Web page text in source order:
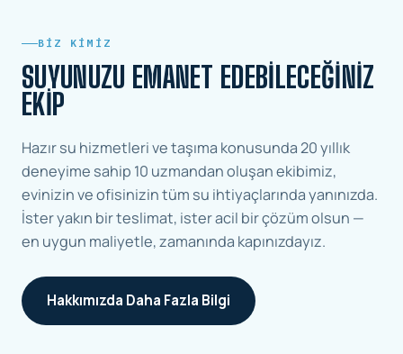
BIZ KIMIZ
SUYUNUZU EMANET EDEBILECEĞINIZ
EKIP
Hazır su hizmetleri ve taşıma konusunda 20 yıllık
deneyime sahip 10 uzmandan oluşan ekibimiz,
evinizin ve ofisinizin tüm su ihtiyaçlarında yanınızda.
İster yakın bir teslimat, ister acil bir çözüm olsun —
en uygun maliyetle, zamanında kapınızdayız.
Hakkımızda Daha Fazla Bilgi